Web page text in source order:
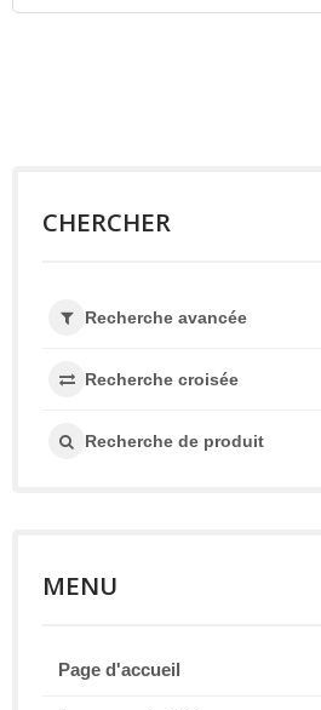
CHERCHER
Recherche avancée
Recherche croisée
Recherche de produit
MENU
Page d'accueil